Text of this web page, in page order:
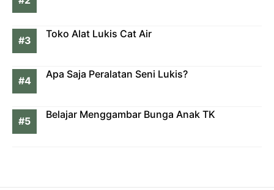
Toko Alat Lukis Cat Air
Apa Saja Peralatan Seni Lukis?
Belajar Menggambar Bunga Anak TK